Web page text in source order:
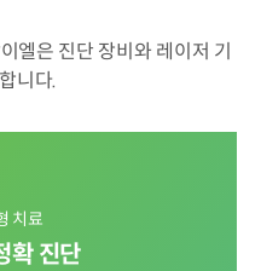
엘은 진단 장비와 레이저 기
니다.
치료
확 진단